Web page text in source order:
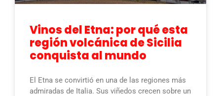
Vinos del Etna: por qué esta
región volcánica de Sicilia
conquista al mundo
El Etna se convirtió en una de las regiones más
admiradas de Italia. Sus viñedos crecen sobre un